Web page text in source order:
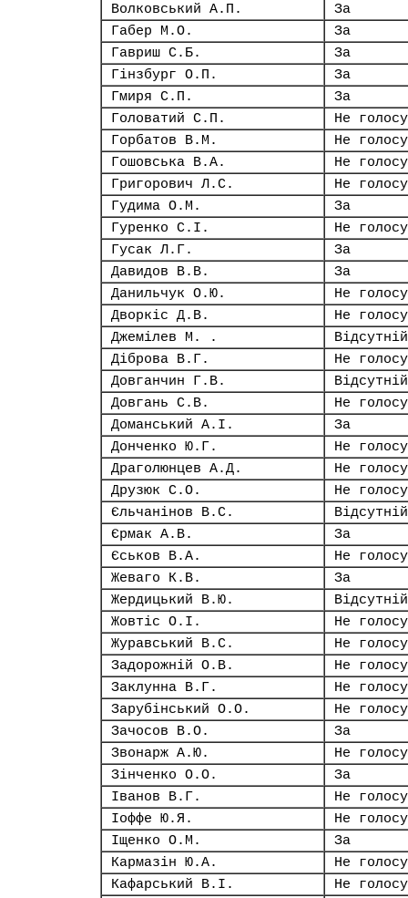
Волковський А.П.
За
Габер М.О.
За
Гавриш С.Б.
За
Гінзбург О.П.
За
Гмиря С.П.
За
Головатий С.П.
Не
Горбатов В.М.
Не
Гошовська В.А.
Не
Григорович Л.С.
Не
Гудима О.М.
За
Гуренко С.І.
Не
Гусак Л.Г.
За
Давидов В.В.
За
Данильчук О.Ю.
Не
Дворкіс Д.В.
Не
Джемілев М. .
Відсутній
Діброва В.Г.
Не
Довганчин Г.В.
Відсутній
Довгань С.В.
Не
Доманський А.І.
За
Донченко Ю.Г.
Не
Драголюнцев А.Д.
Не
Друзюк С.О.
Не
Єльчанінов В.С.
Відсутній
Єрмак А.В.
За
Єськов В.А.
Не
Жеваго К.В.
За
Жердицький В.Ю.
Відсутній
Жовтіс О.І.
Не
Журавський В.С.
Не
Задорожній О.В.
Не
Заклунна В.Г.
Не
Зарубінський О.О.
Не
Зачосов В.О.
За
Звонарж А.Ю.
Не
Зінченко О.О.
За
Іванов В.Г.
Не
Іоффе Ю.Я.
Не
Іщенко О.М.
За
Кармазін Ю.А.
Не
Кафарський В.І.
Не